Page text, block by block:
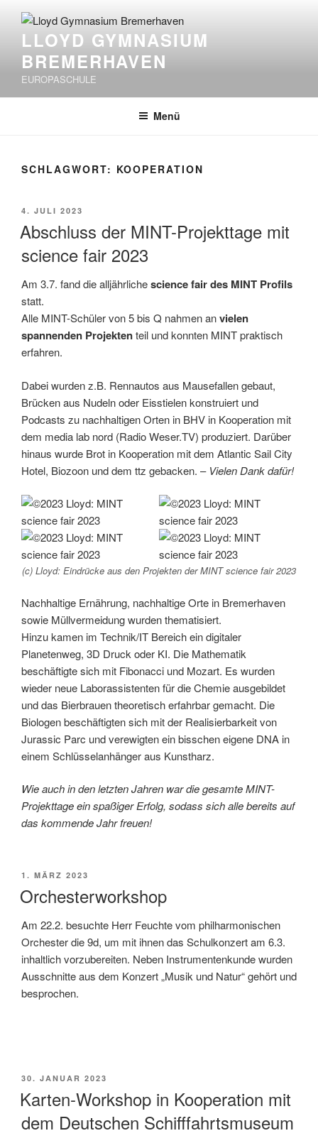
Inhalt
springenLLOYD GYMNASIUM
BREMERHAVEN
EUROPASCHULE
Menü
SCHLAGWORT: KOOPERATION
VERÖFFENTLICHT
4. JULI 2023
Abschluss der MINT-Projekttage mit
science fair 2023
Am 3.7. fand die alljährlichescience fair des MINT Profils
statt.
Alle MINT-Schüler von 5 bis Q nahmen anvielen
spannenden Projektenteil und konnten MINT praktisch
erfahren.
Dabei wurden z.B. Rennautos aus Mausefallen gebaut,
Brücken aus Nudeln oder Eisstielen konstruiert und
Podcasts zu nachhaltigen Orten in BHV in Kooperation mit
dem media lab nord (Radio Weser.TV) produziert. Darüber
hinaus wurde Brot in Kooperation mit dem Atlantic Sail City
Hotel, Biozoon und dem ttz gebacken. – Vielen Dank dafür!
(c) Lloyd: Eindrücke aus den Projekten der MINT science fair 2023
Nachhaltige Ernährung, nachhaltige Orte in Bremerhaven
sowie Müllvermeidung wurden thematisiert.
Hinzu kamen im Technik/IT Bereich ein digitaler
Planetenweg, 3D Druck oder KI. Die Mathematik
beschäftigte sich mit Fibonacci und Mozart. Es wurden
wieder neue Laborassistenten für die Chemie ausgebildet
und das Bierbrauen theoretisch erfahrbar gemacht. Die
Biologen beschäftigten sich mit der Realisierbarkeit von
Jurassic Parc und verewigten ein bisschen eigene DNA in
einem Schlüsselanhänger aus Kunstharz.
Wie auch in den letzten Jahren war die gesamte MINT-
Projekttage ein spaßiger Erfolg, sodass sich alle bereits auf
das kommende Jahr freuen!
VERÖFFENTLICHT
1. MÄRZ 2023
Orchesterworkshop
Am 22.2. besuchte Herr Feuchte vom philharmonischen
Orchester die 9d, um mit ihnen das Schulkonzert am 6.3.
inhaltlich vorzubereiten. Neben Instrumentenkunde wurden
Ausschnitte aus dem Konzert „Musik und Natur“ gehört und
besprochen.
VERÖFFENTLICHT
30. JANUAR 2023
Karten-Workshop in Kooperation mit
dem Deutschen Schifffahrtsmuseum